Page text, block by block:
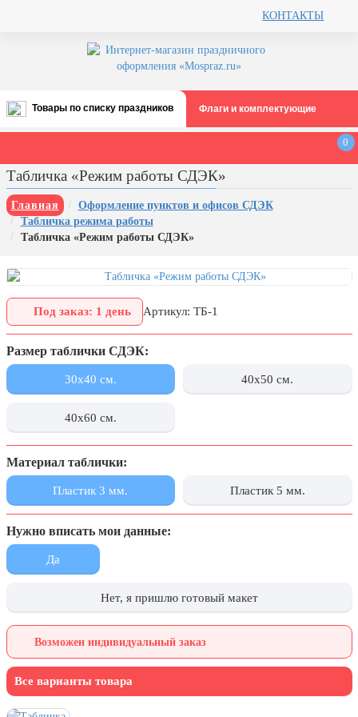
КОНТАКТЫ
Товары по списку праздников
Все праздники
августа)
12 августа, День ВВС
22 августа, День Государственного
флага РФ
День шахтера (последнее
воскресенье августа)
1 сентября, День знаний
3 сентября, День солидарности в
борьбе с терроризмом
День города Москвы (первая суббота
День нефтяника (первое воскресенье
сентября)
8 сентября, День танкиста (второе
воскресенье сентября)
пожилых людей
5 октября, День учителя
19 октября, День Отца
25 октября, День Таможенника
28 октября, День Бабушек и Дедушек
4 ноября, День народного единства
Флаги и комплектующие
0
Табличка «Режим работы СДЭК»
Главная
Оформление пунктов и офисов СДЭК
Табличка режима работы
Табличка «Режим работы СДЭК»
Под заказ: 1 день Артикул: ТБ-1
Размер таблички СДЭК:
30x40 см. 40x50 см.
40x60 см.
Материал таблички:
Пластик 3 мм. Пластик 5 мм.
Нужно вписать мои данные:
Да
Нет, я пришлю готовый макет
Возможен индивидуальный заказ
Все варианты товара